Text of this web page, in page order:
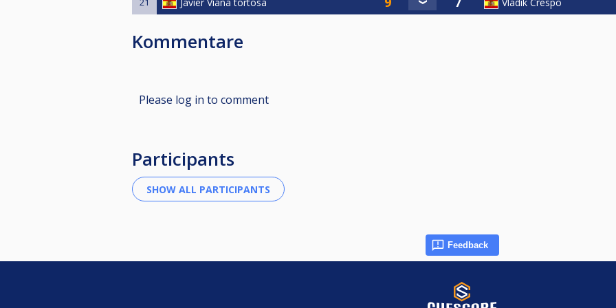
Kommentare
Please log in to comment
Participants
Feedback